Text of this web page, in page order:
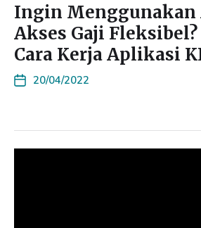
Ingin
Akses Gaji
Cara Kerja Aplikasi
20/04/2022